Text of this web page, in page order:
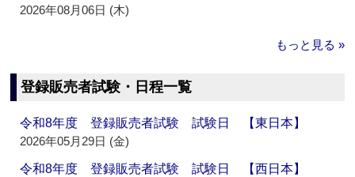
2026年08月06日 (木)
もっと見る »
登録販売者試験・日程一覧
令和8年度 登録販売者試験 試験日 【東日本】
2026年05月29日 (金)
令和8年度 登録販売者試験 試験日 【西日本】